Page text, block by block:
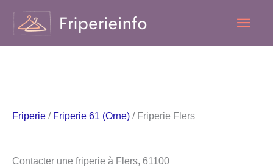
contenu
Friperie / Friperie 61 (Orne) / Friperie Flers
Contacter une friperie à Flers, 61100